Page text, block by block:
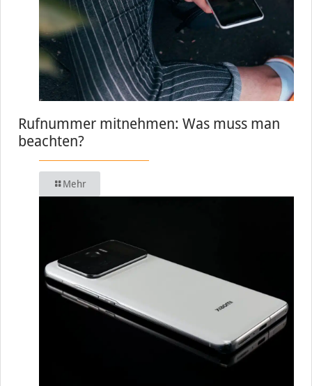
Rufnummer mitnehmen: Was muss man
beachten?
Mehr